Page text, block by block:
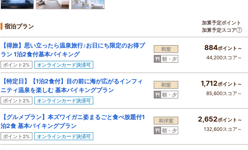
宿泊プラン
加算予定ポイント
加算予定スコア
【得旅】思い立ったら温泉旅行♪お日にち限定のお得プ
ラン 1泊2食付基本バイキング
ポイント2% オンラインカード決済可
和室
朝・夕
884ポイント～
44,200スコア～
【特定日】【1泊2食付】目の前に海が広がるインフィ
ニティ温泉を楽しむ 基本バイキングプラン
ポイント2% オンラインカード決済可
和室
朝・夕
1,712ポイント～
85,600スコア～
【グルメプラン】本ズワイガニ姿まるごと食べ放題付1
泊2食 基本バイキングプラン
ポイント2% オンラインカード決済可
和洋室
朝・夕
2,652ポイント～
132,600スコア～